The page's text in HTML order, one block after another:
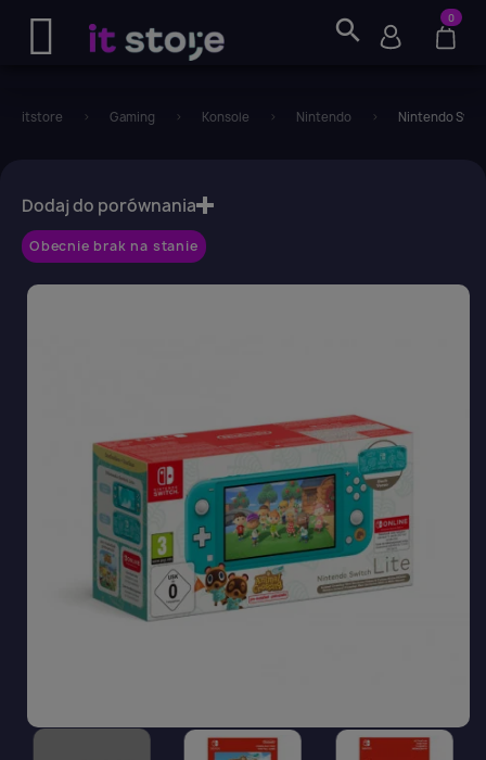
search 0
itstore Gaming Konsole Nintendo Nintendo
Obecnie brak na stanie
Dodaj do porównania